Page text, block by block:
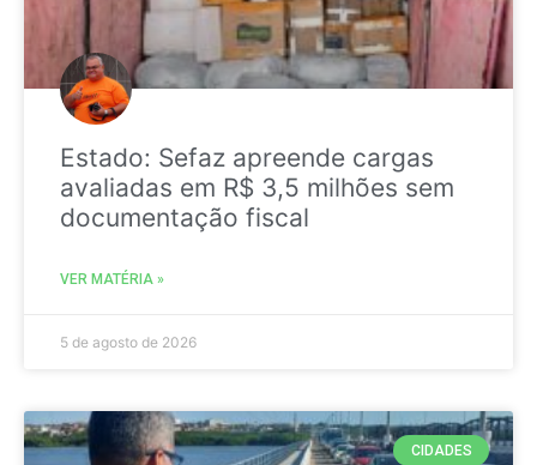
Estado: Sefaz apreende cargas
avaliadas em R$ 3,5 milhões sem
documentação fiscal
VER MATÉRIA »
5 de agosto de 2026
CIDADES